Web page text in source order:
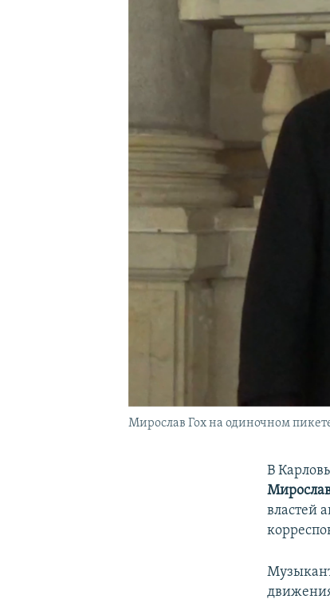
Мирослав Гох на одиночном
В
властей